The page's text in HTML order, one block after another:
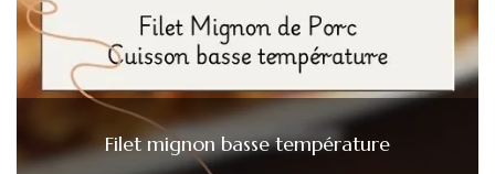
Filet mignon basse température